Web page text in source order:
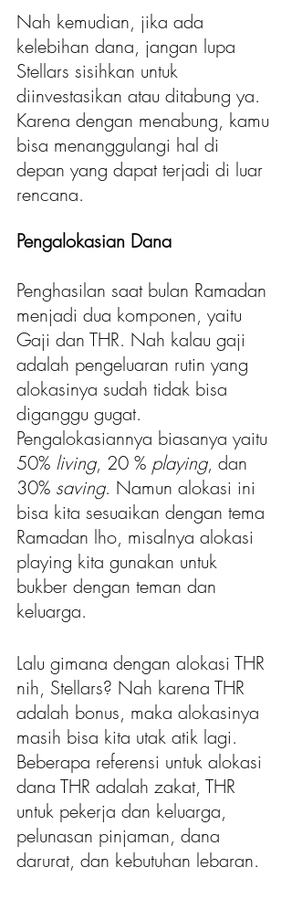
Nah kemudian, jika ada
kelebihan dana, jangan lupa
Stellars sisihkan untuk
diinvestasikan atau ditabung ya.
Karena dengan menabung, kamu
bisa menanggulangi hal di
depan yang dapat terjadi di luar
rencana.
Pengalokasian Dana
Penghasilan saat bulan Ramadan
menjadi dua komponen, yaitu
Gaji dan THR. Nah kalau gaji
adalah pengeluaran rutin yang
alokasinya sudah tidak bisa
diganggu gugat.
Pengalokasiannya biasanya yaitu
50% living, 20 % playing, dan
30% saving. Namun alokasi ini
bisa kita sesuaikan dengan tema
Ramadan lho, misalnya alokasi
playing kita gunakan untuk
bukber dengan teman dan
keluarga.
Lalu gimana dengan alokasi THR
nih, Stellars? Nah karena THR
adalah bonus, maka alokasinya
masih bisa kita utak atik lagi.
Beberapa referensi untuk alokasi
dana THR adalah zakat, THR
untuk pekerja dan keluarga,
pelunasan pinjaman, dana
darurat, dan kebutuhan lebaran.